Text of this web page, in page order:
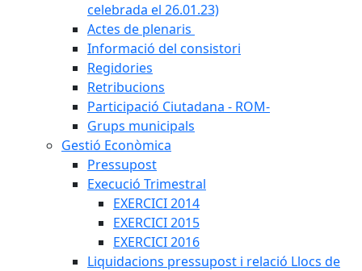
celebrada el 26.01.23)
Actes de plenaris
Informació del consistori
Regidories
Retribucions
Participació Ciutadana - ROM-
Grups municipals
Gestió Econòmica
Pressupost
Execució Trimestral
EXERCICI 2014
EXERCICI 2015
EXERCICI 2016
Liquidacions pressupost i relació Llocs de